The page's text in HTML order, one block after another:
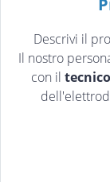
Descrivi il
Il nostro
con il